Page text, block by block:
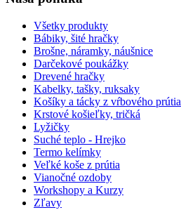
Všetky produkty
Bábiky, šité hračky
Brošne, náramky, náušnice
Darčekové poukážky
Drevené hračky
Kabelky, tašky, ruksaky
Košíky a tácky z vŕbového prútia
Krstové košieľky, tričká
Lyžičky
Suché teplo - Hrejko
Termo kelímky
Veľké koše z prútia
Vianočné ozdoby
Workshopy a Kurzy
Zľavy